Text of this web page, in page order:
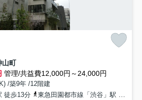
山町
管理/共益費12,000円～24,000円
/築9年 /12階建
徒歩13分
東急田園都市線「渋谷」駅 徒歩13分